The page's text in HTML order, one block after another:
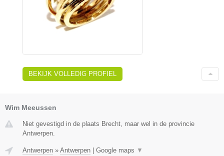
BEKIJK VOLLEDIG PROFIEL
Wim Meeussen
Niet gevestigd in de plaats Brecht, maar wel in de provincie
Antwerpen.
Antwerpen » Antwerpen Google maps ▼